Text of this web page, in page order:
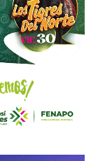
oficial